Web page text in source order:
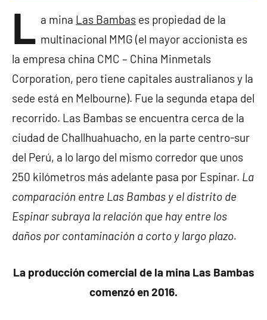
L a mina Las Bambas es propiedad de la
multinacional MMG (el mayor accionista es
la empresa china CMC – China Minmetals
Corporation, pero tiene capitales australianos y la
sede está en Melbourne). Fue la segunda etapa del
recorrido. Las Bambas se encuentra cerca de la
ciudad de Challhuahuacho, en la parte centro-sur
del Perú, a lo largo del mismo corredor que unos
250 kilómetros más adelante pasa por Espinar. La
comparación entre Las Bambas y el distrito de
Espinar subraya la relación que hay entre los
daños por contaminación a corto y largo plazo.
La producción comercial de la mina Las Bambas
comenzó en 2016.